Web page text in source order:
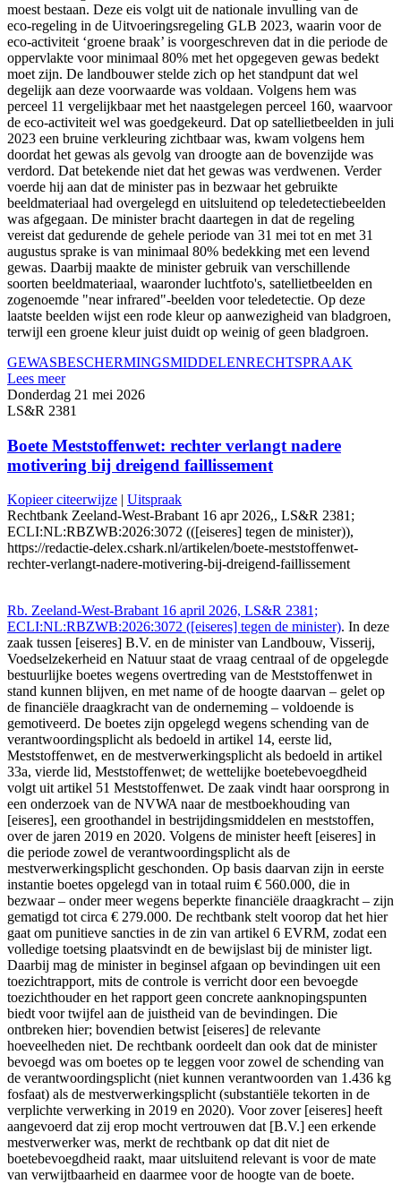
moest bestaan. Deze eis volgt uit de nationale invulling van de
eco‑regeling in de Uitvoeringsregeling GLB 2023, waarin voor de
eco‑activiteit ‘groene braak’ is voorgeschreven dat in die periode de
oppervlakte voor minimaal 80% met het opgegeven gewas bedekt
moet zijn. De landbouwer stelde zich op het standpunt dat wel
degelijk aan deze voorwaarde was voldaan. Volgens hem was
perceel 11 vergelijkbaar met het naastgelegen perceel 160, waarvoor
de eco-activiteit wel was goedgekeurd. Dat op satellietbeelden in juli
2023 een bruine verkleuring zichtbaar was, kwam volgens hem
doordat het gewas als gevolg van droogte aan de bovenzijde was
verdord. Dat betekende niet dat het gewas was verdwenen. Verder
voerde hij aan dat de minister pas in bezwaar het gebruikte
beeldmateriaal had overgelegd en uitsluitend op teledetectiebeelden
was afgegaan. De minister bracht daartegen in dat de regeling
vereist dat gedurende de gehele periode van 31 mei tot en met 31
augustus sprake is van minimaal 80% bedekking met een levend
gewas. Daarbij maakte de minister gebruik van verschillende
soorten beeldmateriaal, waaronder luchtfoto's, satellietbeelden en
zogenoemde "near infrared"-beelden voor teledetectie. Op deze
laatste beelden wijst een rode kleur op aanwezigheid van bladgroen,
terwijl een groene kleur juist duidt op weinig of geen bladgroen.
GEWASBESCHERMINGSMIDDELENRECHTSPRAAK
Lees meer
Donderdag 21 mei 2026
LS&R 2381
Boete Meststoffenwet: rechter verlangt nadere
motivering bij dreigend faillissement
Kopieer citeerwijze | Uitspraak
Rechtbank Zeeland-West-Brabant 16 apr 2026,, LS&R 2381;
ECLI:NL:RBZWB:2026:3072 (([eiseres] tegen de minister)),
https://redactie-delex.cshark.nl/artikelen/boete-meststoffenwet-
rechter-verlangt-nadere-motivering-bij-dreigend-faillissement
Rb. Zeeland-West-Brabant 16 april 2026, LS&R 2381;
ECLI:NL:RBZWB:2026:3072 ([eiseres] tegen de minister). In deze
zaak tussen [eiseres] B.V. en de minister van Landbouw, Visserij,
Voedselzekerheid en Natuur staat de vraag centraal of de opgelegde
bestuurlijke boetes wegens overtreding van de Meststoffenwet in
stand kunnen blijven, en met name of de hoogte daarvan – gelet op
de financiële draagkracht van de onderneming – voldoende is
gemotiveerd. De boetes zijn opgelegd wegens schending van de
verantwoordingsplicht als bedoeld in artikel 14, eerste lid,
Meststoffenwet, en de mestverwerkingsplicht als bedoeld in artikel
33a, vierde lid, Meststoffenwet; de wettelijke boetebevoegdheid
volgt uit artikel 51 Meststoffenwet. De zaak vindt haar oorsprong in
een onderzoek van de NVWA naar de mestboekhouding van
[eiseres], een groothandel in bestrijdingsmiddelen en meststoffen,
over de jaren 2019 en 2020. Volgens de minister heeft [eiseres] in
die periode zowel de verantwoordingsplicht als de
mestverwerkingsplicht geschonden. Op basis daarvan zijn in eerste
instantie boetes opgelegd van in totaal ruim € 560.000, die in
bezwaar – onder meer wegens beperkte financiële draagkracht – zijn
gematigd tot circa € 279.000. De rechtbank stelt voorop dat het hier
gaat om punitieve sancties in de zin van artikel 6 EVRM, zodat een
volledige toetsing plaatsvindt en de bewijslast bij de minister ligt.
Daarbij mag de minister in beginsel afgaan op bevindingen uit een
toezichtrapport, mits de controle is verricht door een bevoegde
toezichthouder en het rapport geen concrete aanknopingspunten
biedt voor twijfel aan de juistheid van de bevindingen. Die
ontbreken hier; bovendien betwist [eiseres] de relevante
hoeveelheden niet. De rechtbank oordeelt dan ook dat de minister
bevoegd was om boetes op te leggen voor zowel de schending van
de verantwoordingsplicht (niet kunnen verantwoorden van 1.436 kg
fosfaat) als de mestverwerkingsplicht (substantiële tekorten in de
verplichte verwerking in 2019 en 2020). Voor zover [eiseres] heeft
aangevoerd dat zij erop mocht vertrouwen dat [B.V.] een erkende
mestverwerker was, merkt de rechtbank op dat dit niet de
boetebevoegdheid raakt, maar uitsluitend relevant is voor de mate
van verwijtbaarheid en daarmee voor de hoogte van de boete.